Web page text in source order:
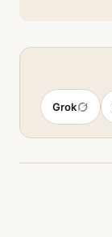
Grok